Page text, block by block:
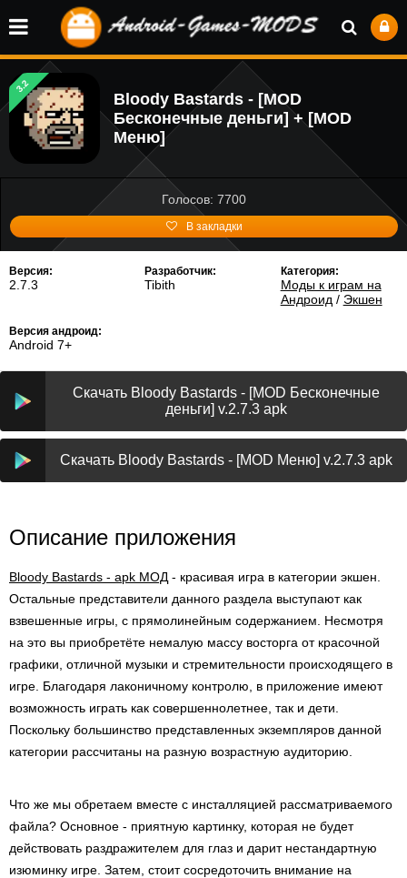
3.2
Bloody Bastards - [MOD
Бесконечные деньги] + [MOD
Меню]
Голосов: 7700
В закладки
Версия:
2.7.3
Разработчик:
Tibith
Категория:
Моды к играм на
Андроид / Экшен
Версия андроид:
Android 7+
Скачать Bloody Bastards - [MOD Бесконечные
деньги] v.2.7.3 apk
Скачать Bloody Bastards - [MOD Меню] v.2.7.3 apk
Описание приложения
Bloody Bastards - apk МОД - красивая игра в категории экшен.
Остальные представители данного раздела выступают как
взвешенные игры, с прямолинейным содержанием. Несмотря
на это вы приобретёте немалую массу восторга от красочной
графики, отличной музыки и стремительности происходящего в
игре. Благодаря лаконичному контролю, в приложение имеют
возможность играть как совершеннолетнее, так и дети.
Поскольку большинство представленных экземпляров данной
категории рассчитаны на разную возрастную аудиторию.
Что же мы обретаем вместе с инсталляцией рассматриваемого
файла? Основное - приятную картинку, которая не будет
действовать раздражителем для глаз и дарит нестандартную
изюминку игре. Затем, стоит сосредоточить внимание на